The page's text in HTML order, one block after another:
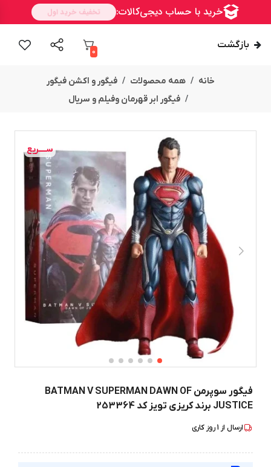
بازگشت
0
خانه همه محصولات
فیگور و اکشن فیگور
فیگور ابر قهرمان وفیلم و سریال
فیگور سوپرمن BATMAN V SUPERMAN DAWN OF
JUSTICE برند کریزی تویز کد 253364
ارسال از 1روز کاری